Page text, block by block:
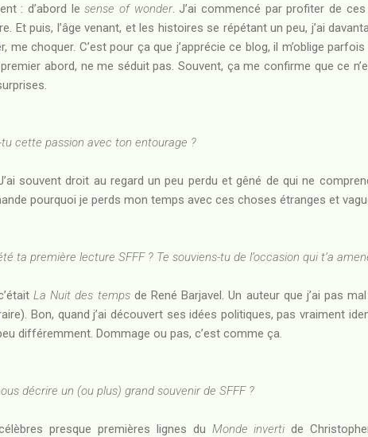
: d’abord lesense of wonder. J’ai commencé par profiter de
Et puis, l’âge venant, et les histoires se répétant un peu, j’ai
me choquer. C’est pour ça que j’apprécie ce blog, il m’oblige
abord, ne me séduit pas. Souvent, ça me confirme que ce
cette passion avec ton entourage ?
souvent droit au regard un peu perdu et gêné de qui ne
pourquoi je perds mon temps avec ces choses étranges et
ta première lecture SFFF ? Te souviens-tu de l’occasion qui t’a
La Nuit des tempsde René Barjavel. Un auteur que j’ai pas
Bon, quand j’ai découvert ses idées politiques, pas vraiment
différemment. Dommage ou pas, c’est comme ça.
décrire un (ou plus) grand souvenir de SFFF ?
presque premières lignes du Monde inverti de